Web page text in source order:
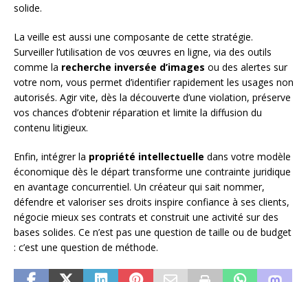
solide.
La veille est aussi une composante de cette stratégie.
Surveiller l’utilisation de vos œuvres en ligne, via des outils
comme la recherche inversée d’images ou des alertes sur
votre nom, vous permet d’identifier rapidement les usages non
autorisés. Agir vite, dès la découverte d’une violation, préserve
vos chances d’obtenir réparation et limite la diffusion du
contenu litigieux.
Enfin, intégrer la propriété intellectuelle dans votre modèle
économique dès le départ transforme une contrainte juridique
en avantage concurrentiel. Un créateur qui sait nommer,
défendre et valoriser ses droits inspire confiance à ses clients,
négocie mieux ses contrats et construit une activité sur des
bases solides. Ce n’est pas une question de taille ou de budget
: c’est une question de méthode.